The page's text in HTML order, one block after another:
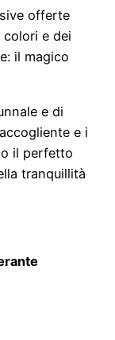
offerte
e dei
il magico
e di
e i
il perfetto
tranquillità